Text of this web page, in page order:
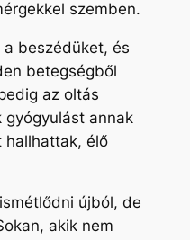
szemben.
a beszédüket, és
betegségből
az oltás
gyógyulást annak
hallhattak, élő
újból, de
akik nem